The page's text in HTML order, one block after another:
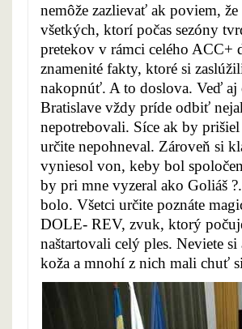
nemôže zazlievať ak poviem,
všetkých, ktorí počas sezóny
pretekov v rámci celého ACC+
znamenité fakty, ktoré si
nakopnúť. A to doslova. Veď aj
Bratislave vždy príde odbiť
nepotrebovali. Síce ak by
určite nepohneval. Zároveň si
vyniesol von, keby bol
by pri mne vyzeral ako Goliáš
bolo. Všetci určite poznáte
DOLE- REV, zvuk, ktorý
naštartovali celý ples. Neviete
koža a mnohí z nich mali chuť